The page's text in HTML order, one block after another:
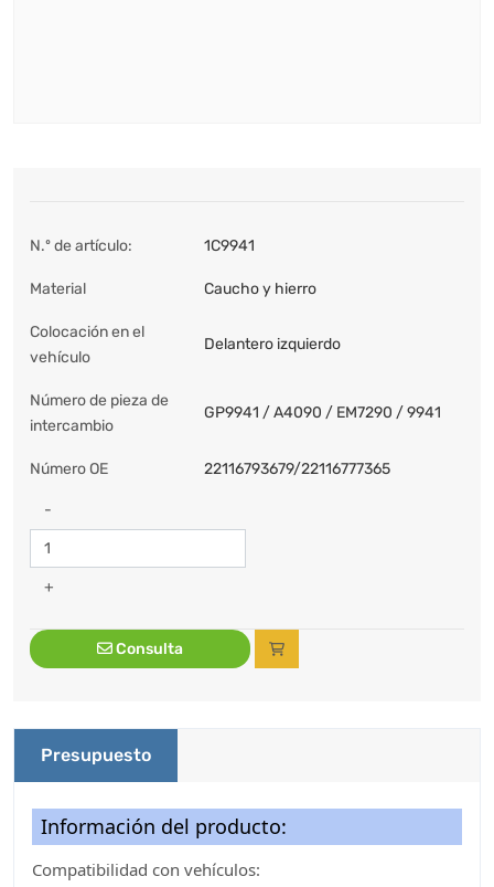
N.º de artículo: 1C9941
Material Caucho y hierro
Colocación en el
vehículo
Delantero izquierdo
Número de pieza de
intercambio
GP9941 / A4090 / EM7290 / 9941
Número OE 22116793679/22116777365
-
+
Consulta
Presupuesto
Información del producto:
Compatibilidad con vehículos: